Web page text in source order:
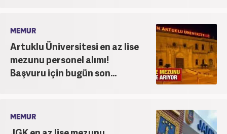
MEMUR
Artuklu Üniversitesi en az lise
mezunu personel alımı!
Başvuru için bugün son...
MEMUR